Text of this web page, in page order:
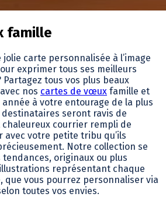
famille
jolie carte personnalisée à l’image
exprimer tous ses meilleurs
tous vos plus beaux
nos cartes de vœux famille et
à votre entourage de la plus
destinataires seront ravis de
courrier rempli de
avec votre petite tribu qu’ils
Notre collection se
originaux ou plus
représentant chaque
que vous pourrez personnaliser via
toutes vos envies.